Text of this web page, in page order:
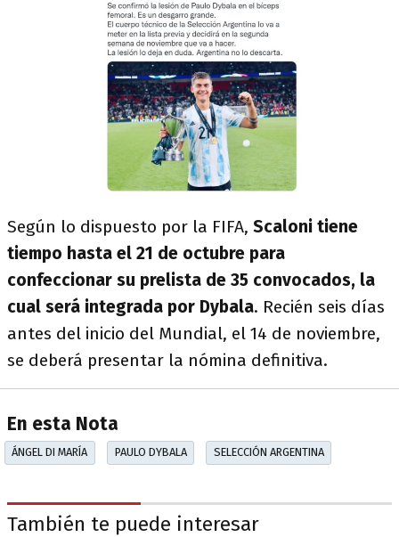
Según lo dispuesto por la FIFA, Scaloni tiene
tiempo hasta el 21 de octubre para
confeccionar su prelista de 35 convocados, la
cual será integrada por Dybala. Recién seis días
antes del inicio del Mundial, el 14 de noviembre,
se deberá presentar la nómina definitiva.
En esta Nota
ÁNGEL DI MARÍA PAULO DYBALA SELECCIÓN ARGENTINA
También te puede interesar